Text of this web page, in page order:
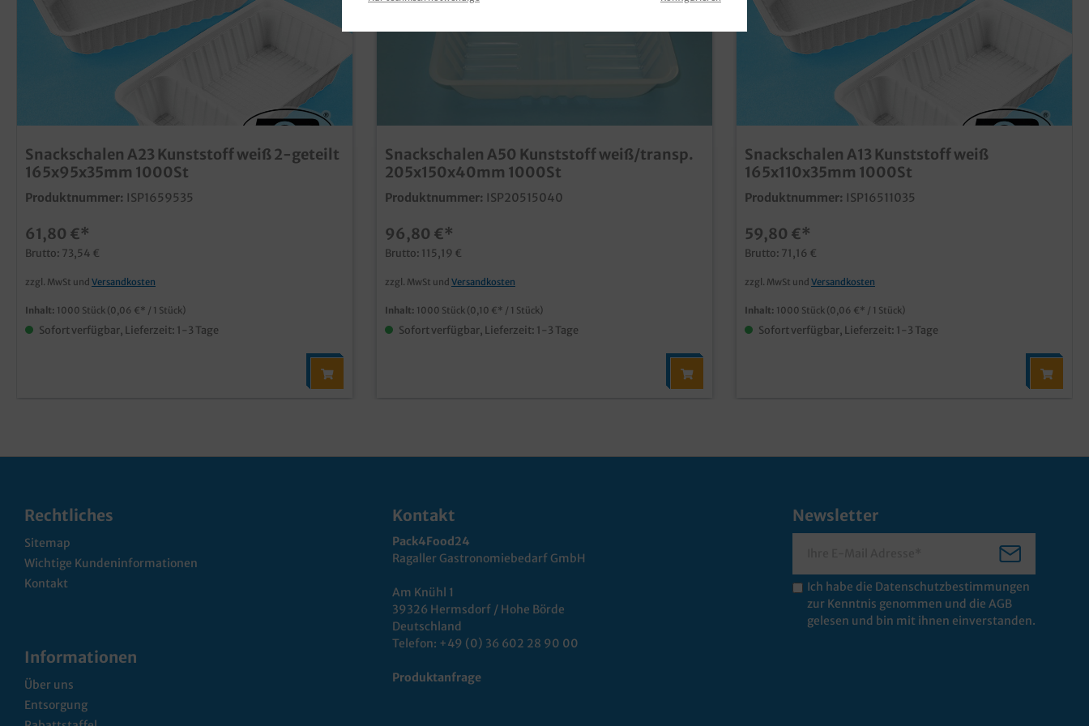
Snackschalen A23 Kunststoff weiß 2-geteilt
165x95x35mm 1000St
Produktnummer: ISP1659535
61,80 €*
Brutto: 73,54 €
zzgl. MwSt und Versandkosten
Inhalt: 1000 Stück (0,06 €* / 1 Stück)
Sofort verfügbar, Lieferzeit: 1-3 Tage
Snackschalen A50 Kunststoff weiß/transp.
205x150x40mm 1000St
Produktnummer: ISP20515040
96,80 €*
Brutto: 115,19 €
zzgl. MwSt und Versandkosten
Inhalt: 1000 Stück (0,10 €* / 1 Stück)
Sofort verfügbar, Lieferzeit: 1-3 Tage
Snackschalen A13 Kunststoff weiß
165x110x35mm 1000St
Produktnummer: ISP16511035
59,80 €*
Brutto: 71,16 €
zzgl. MwSt und Versandkosten
Inhalt: 1000 Stück (0,06 €* / 1 Stück)
Sofort verfügbar, Lieferzeit: 1-3 Tage
Rechtliches
Sitemap
Wichtige Kundeninformationen
Kontakt
Informationen
Über uns
Entsorgung
Kontakt
Pack4Food24
Ragaller Gastronomiebedarf GmbH
Am Knühl 1
39326 Hermsdorf / Hohe Börde
Deutschland
Telefon: +49 (0) 36 602 28 90 00
Produktanfrage
Newsletter
Ich habe die Datenschutzbestimmungen
zur Kenntnis genommen und die AGB
gelesen und bin mit ihnen einverstanden.